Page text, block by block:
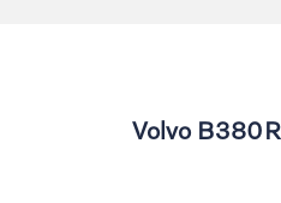
Volvo